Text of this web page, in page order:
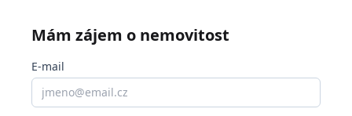
Mám zájem o nemovitost
E-mail